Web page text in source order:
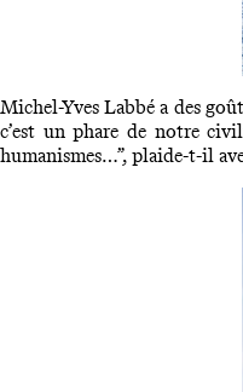
Michel-Yves Labbé a des
c’est un phare de notre
humanismes…”, plaide-t-il